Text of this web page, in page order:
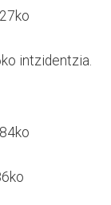
intzidentzia.